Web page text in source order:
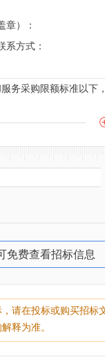
章）：
系方式：
务采购限额标准以下
免费查看招标信息
请在投标或购买招
释为准。